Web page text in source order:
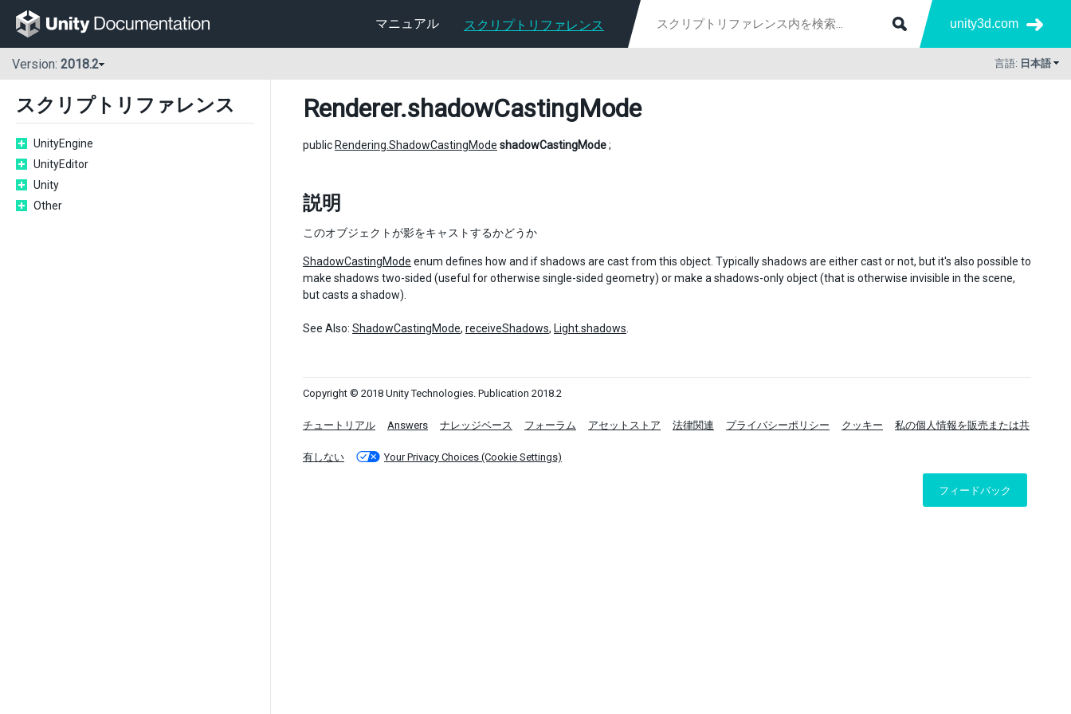
マニュアル スクリプトリファレンス unity3d.com
Version: 2018.2 言語: 日本語
スクリプトリファレンス
UnityEngine
UnityEditor
Unity
Other
Renderer.shadowCastingMode
public Rendering.ShadowCastingMode shadowCastingMode;
説明
このオブジェクトが影をキャストするかどうか
ShadowCastingMode enum defines how and if shadows are cast from this object. Typically shadows are either cast or not, but it's also possible to
make shadows two-sided (useful for otherwise single-sided geometry) or make a shadows-only object (that is otherwise invisible in the scene,
but casts a shadow).
See Also: ShadowCastingMode, receiveShadows, Light.shadows
Copyright © 2018 Unity Technologies. Publication 2018.2
チュートリアル Answers ナレッジベース フォーラム アセットストア 法律関連 プライバシーポリシー クッキー 私の個人情報を販売または共
有しない Your Privacy Choices (Cookie Settings)
フィードバック